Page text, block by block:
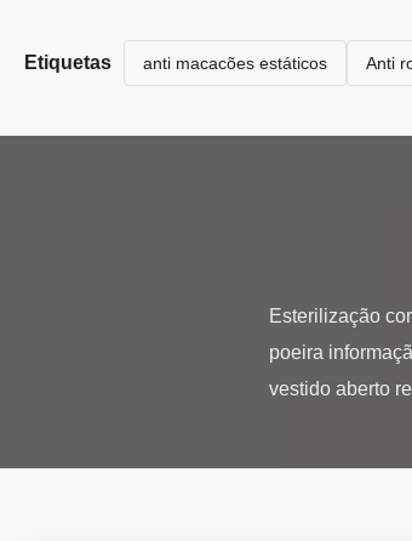
Etiquetas anti macacões estáticos Anti
Esterilização
poeira
vestido aberto